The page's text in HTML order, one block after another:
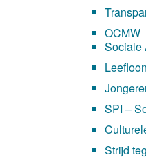
OCMW
Sociale
Leefloon
SPI –
Strijd